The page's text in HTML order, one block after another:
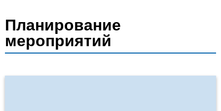
мероприятий
Планирование
мероприятий